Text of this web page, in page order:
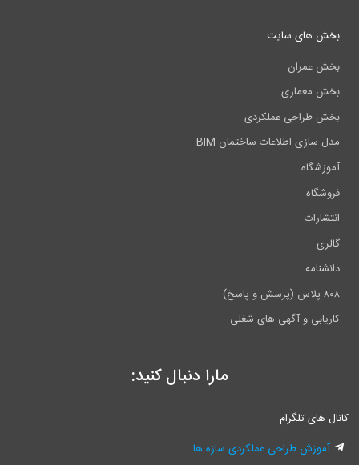
بخش های سایت
بخش عمران
بخش معماری
بخش طراحی عملکردی
مدل سازی اطلاعات ساختمان BIM
آموزشگاه
فروشگاه
انتشارات
گالری
دانشنامه
۸۰۸ پلاس (پرسش و پاسخ)
کاریابی و آگهی های شغلی
مارا دنبال کنید:
کانال های تلگرام
آموزش طراحی عملکردی سازه ها